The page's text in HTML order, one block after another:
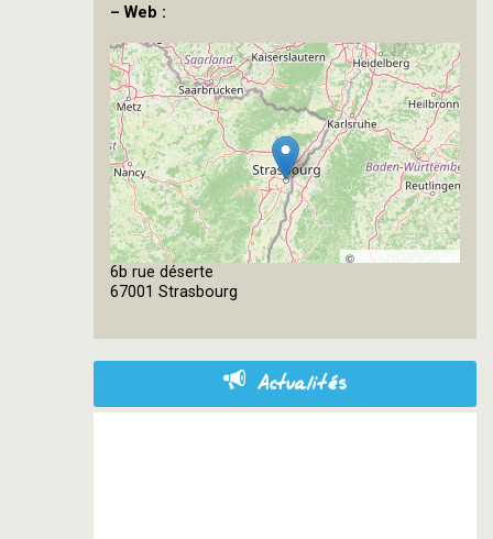
– Web :
©
6b rue déserte
67001 Strasbourg
Actualités